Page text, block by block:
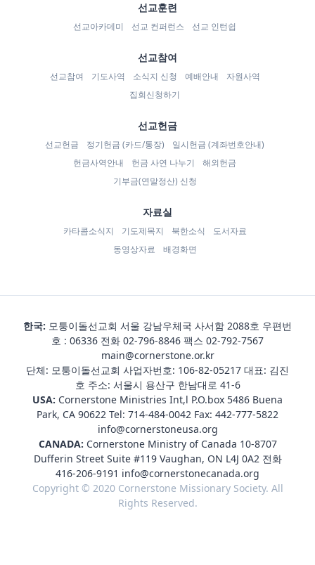
선교훈련
선교아카데미 선교 컨퍼런스 선교 인턴쉽
선교참여
선교참여 기도사역 소식지 신청 예배안내
자원사역
집회신청하기
선교헌금
선교헌금 정기헌금 (카드/통장)
일시헌금 (계좌번호안내)
헌금사역안내
헌금 사연 나누기
해외헌금
기부금(연말정산) 신청
자료실
카타콤소식지 기도제목지 북한소식
도서자료
동영상자료
배경화면
한국: 모퉁이돌선교회 서울 강남우체국 사서함 2088호 우편번
호 : 06336 전화 02-796-8846 팩스 02-792-7567
main@cornerstone.or.kr
단체: 모퉁이돌선교회 사업자번호: 106-82-05217 대표: 김진
호 주소: 서울시 용산구 한남대로 41-6
USA: Cornerstone Ministries Int,l P.O.box 5486 Buena
Park, CA 90622 Tel: 714-484-0042 Fax: 442-777-5822
info@cornerstoneusa.org
CANADA: Cornerstone Ministry of Canada 10-8707
Dufferin Street Suite #119 Vaughan, ON L4J 0A2 전화
416-206-9191 info@cornerstonecanada.org
Copyright © 2020 Cornerstone Missionary Society. All
Rights Reserved.